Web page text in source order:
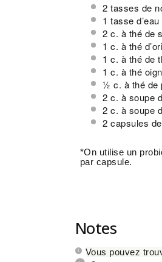
2 tasses de
1 tasse
2 c. à thé de
1 c. à thé
1 c. à thé de
1 c. à thé
½ c. à thé de
2 c. à soupe
2 c. à soupe
2 capsules
*On utilise un
par capsule.
Notes
Vous pouvez